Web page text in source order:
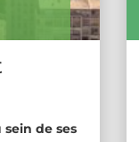
de ses